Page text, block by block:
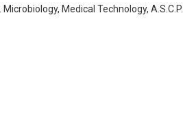
Medical Technology, A.S.C.P.